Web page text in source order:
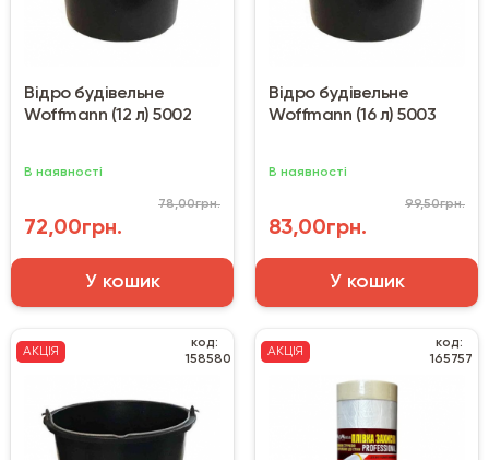
Відро будівельне
Woffmann (12 л) 5002
В наявності
72,00грн.
78,00грн.
У кошик
Відро будівельне
Woffmann (16 л) 5003
В наявності
83,00грн.
99,50грн.
У кошик
АКЦІЯ
код:
158580
АКЦІЯ
код:
165757